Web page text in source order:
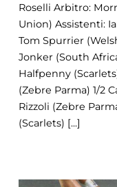
Roselli Arbitro:
Union) Assistenti:
Tom Spurrier
Jonker (South
Halfpenny
(Zebre Parma) 1/2
Rizzoli (Zebre
(Scarlets) [...]